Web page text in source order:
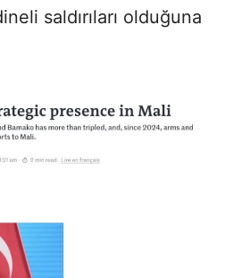
saldırıları olduğuna